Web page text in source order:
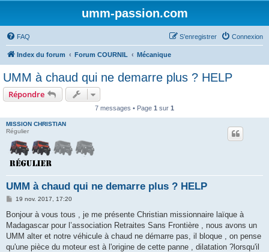
umm-passion.com
FAQ Connexion
S’enregistrer
Index du forum Forum COURNIL Mécanique
UMM à chaud qui ne demarre plus ? HELP
Répondre
7 messages • Page 1 sur 1
MISSION CHRISTIAN
Régulier
UMM à chaud qui ne demarre plus ? HELP
M
s
a
g
19 nov. 2017, 17:20
Bonjour à vous tous , je me présente Christian missionnaire laïque à
Madagascar pour l’association Retraites Sans Frontière , nous avons un
UMM alter et notre véhicule à chaud ne démarre pas, il bloque , on pense
qu'une pièce du moteur est à l'origine de cette panne , dilatation ?lorsqu'il